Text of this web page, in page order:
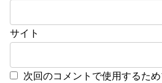
サイト
次回のコメントで使用するた